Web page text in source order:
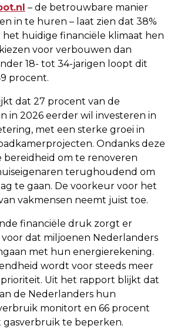
– de betrouwbare manier
in te huren – laat zien dat 38%
huidige financiële klimaat hen
voor verbouwen dan
18- tot 34-jarigen loopt dit
procent.
dat 27 procent van de
in 2026 eerder wil investeren in
met een sterke groei in
Ondanks deze
bereidheid om te renoveren
terughoudend om
te gaan. De voorkeur voor het
vakmensen neemt juist toe.
financiële druk zorgt er
dat miljoenen Nederlanders
met hun energierekening.
wordt voor steeds meer
Uit het rapport blijkt dat
de Nederlanders hun
monitort en 66 procent
te beperken.